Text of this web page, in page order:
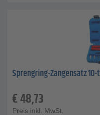
Sprengring-Zangensatz
€48,73
Preis inkl. MwSt.